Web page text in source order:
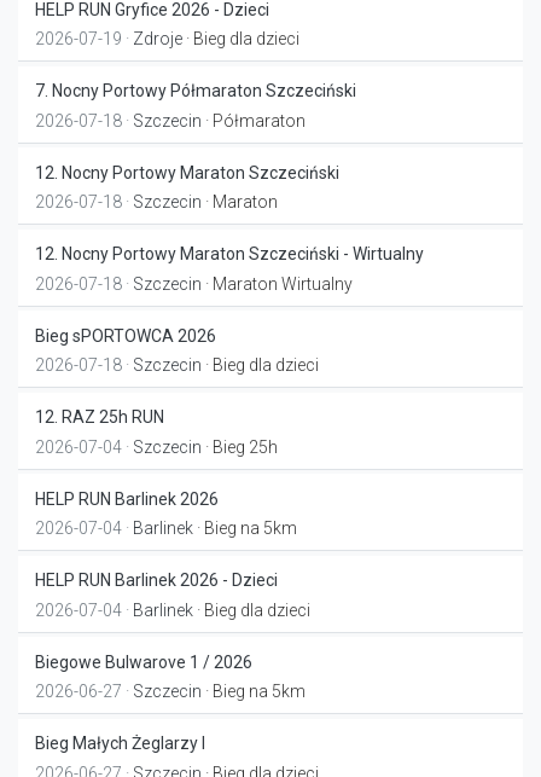
HELP RUN Gryfice 2026 - Dzieci
2026-07-19 · Zdroje · Bieg dla dzieci
7. Nocny Portowy Półmaraton Szczeciński
2026-07-18 · Szczecin · Półmaraton
12. Nocny Portowy Maraton Szczeciński
2026-07-18 · Szczecin · Maraton
12. Nocny Portowy Maraton Szczeciński - Wirtualny
2026-07-18 · Szczecin · Maraton Wirtualny
Bieg sPORTOWCA 2026
2026-07-18 · Szczecin · Bieg dla dzieci
12. RAZ 25h RUN
2026-07-04 · Szczecin · Bieg 25h
HELP RUN Barlinek 2026
2026-07-04 · Barlinek · Bieg na 5km
HELP RUN Barlinek 2026 - Dzieci
2026-07-04 · Barlinek · Bieg dla dzieci
Biegowe Bulwarove 1 / 2026
2026-06-27 · Szczecin · Bieg na 5km
Bieg Małych Żeglarzy I
2026-06-27 · Szczecin · Bieg dla dzieci